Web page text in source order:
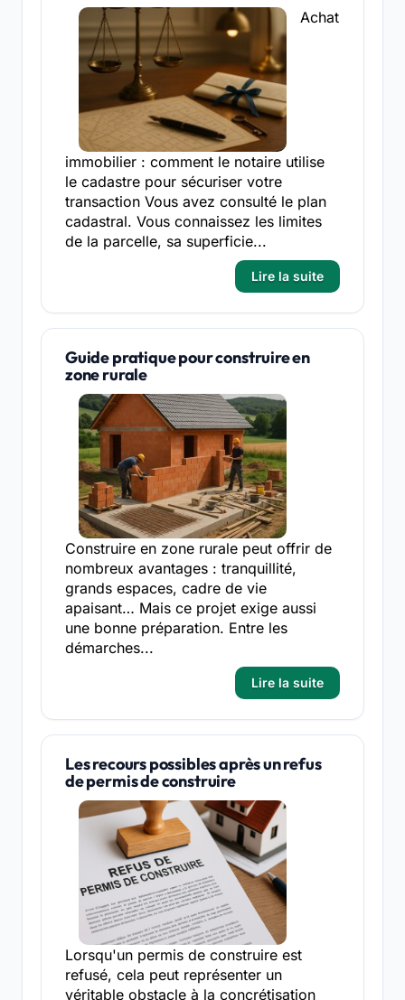
Achat
immobilier : comment le notaire utilise
le cadastre pour sécuriser votre
transaction Vous avez consulté le plan
cadastral. Vous connaissez les limites
de la parcelle, sa superficie...
Lire la suite
Guide pratique pour construire en
zone rurale
Construire en zone rurale peut offrir de
nombreux avantages : tranquillité,
grands espaces, cadre de vie
apaisant… Mais ce projet exige aussi
une bonne préparation. Entre les
démarches...
Lire la suite
Les recours possibles après un refus
de permis de construire
Lorsqu'un permis de construire est
refusé, cela peut représenter un
véritable obstacle à la concrétisation